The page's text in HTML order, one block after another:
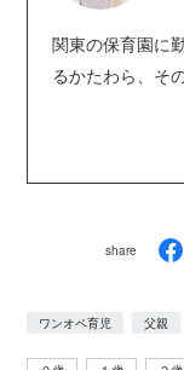
関東の保育園に
るかたわら、そ
の講演は年間
博し、X（旧
は『子どもに伝
生の子育てで困
share
ワンオペ育児 父親